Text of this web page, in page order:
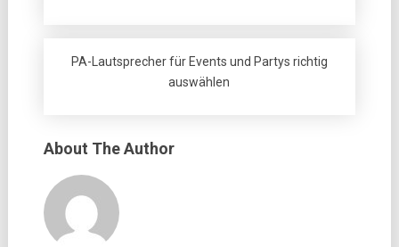
PA-Lautsprecher für Events und Partys richtig
auswählen
About The Author